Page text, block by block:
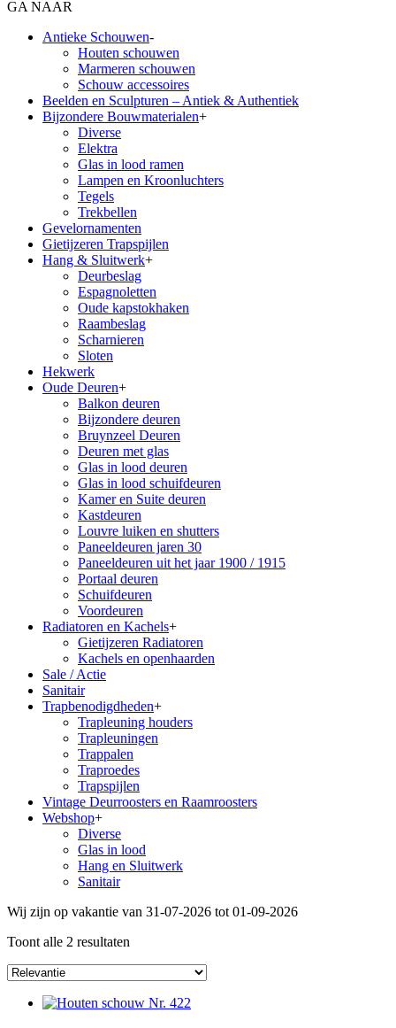
GA NAAR
Antieke Schouwen-
Houten schouwen
Marmeren schouwen
Schouw accessoires
Beelden en Sculpturen – Antiek & Authentiek
Bijzondere Bouwmaterialen+
Diverse
Elektra
Glas in lood ramen
Lampen en Kroonluchters
Tegels
Trekbellen
Gevelornamenten
Gietijzeren Trapspijlen
Hang & Sluitwerk+
Deurbeslag
Espagnoletten
Oude kapstokhaken
Raambeslag
Scharnieren
Sloten
Hekwerk
Oude Deuren+
Balkon deuren
Bijzondere deuren
Bruynzeel Deuren
Deuren met glas
Glas in lood deuren
Glas in lood schuifdeuren
Kamer en Suite deuren
Kastdeuren
Louvre luiken en shutters
Paneeldeuren jaren 30
Paneeldeuren uit het jaar 1900 / 1915
Portaal deuren
Schuifdeuren
Voordeuren
Radiatoren en Kachels+
Gietijzeren Radiatoren
Kachels en openhaarden
Sale / Actie
Sanitair
Trapbenodigdheden+
Trapleuning houders
Trapleuningen
Trappalen
Traproedes
Trapspijlen
Vintage Deurroosters en Raamroosters
Webshop+
Diverse
Glas in lood
Hang en Sluitwerk
Sanitair
Wij zijn op vakantie van 31-07-2026 tot 01-09-2026
Toont alle 2 resultaten